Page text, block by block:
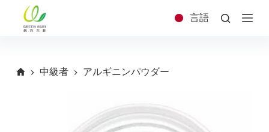
へ
言語
中級者 アルギニンパウダー